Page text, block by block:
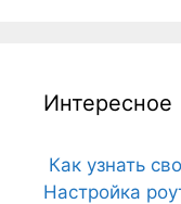
Интересное
Как узнать
Настройка